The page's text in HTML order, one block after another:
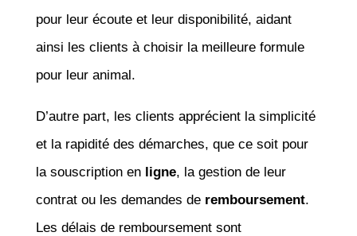
pour leur écoute et leur disponibilité, aidant
ainsi les clients à choisir la meilleure formule
pour leur animal.
D’autre part, les clients apprécient la simplicité
et la rapidité des démarches, que ce soit pour
la souscription en ligne, la gestion de leur
contrat ou les demandes de remboursement.
Les délais de remboursement sont